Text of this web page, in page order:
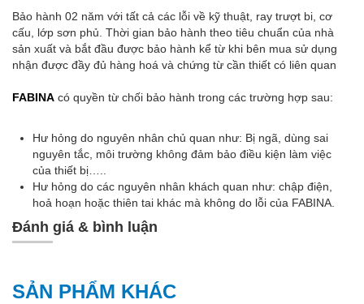
Bảo hành 02 năm với tất cả các lỗi về kỹ thuật, ray trượt bi, cơ
cấu, lớp sơn phủ. Thời gian bảo hành theo tiêu chuẩn của nhà
sản xuất và bắt đầu được bảo hành kể từ khi bên mua sử dụng
nhận được đầy đủ hàng hoá và chứng từ cần thiết có liên quan
FABINA có quyền từ chối bảo hành trong các trường hợp sau:
Hư hỏng do nguyên nhân chủ quan như: Bị ngã, dùng sai
nguyên tắc, môi trường không đảm bảo điều kiện làm việc
của thiết bị…..
Hư hỏng do các nguyên nhân khách quan như: chập điện,
hoả hoạn hoặc thiên tai khác mà không do lỗi của FABINA.
Đánh giá & bình luận
SẢN PHẨM KHÁC